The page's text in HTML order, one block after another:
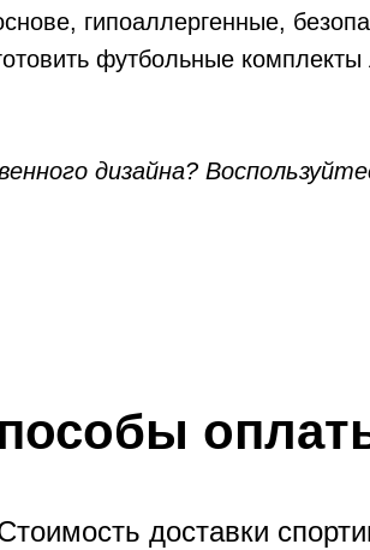
гипоаллергенные,
футбольные
дизайна?
доставки